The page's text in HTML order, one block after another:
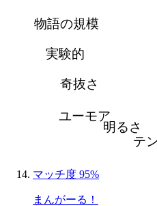
テ
明るさ
ユーモア
奇抜さ
実験的
物語の規模
マッチ度 95%
まんがーる！